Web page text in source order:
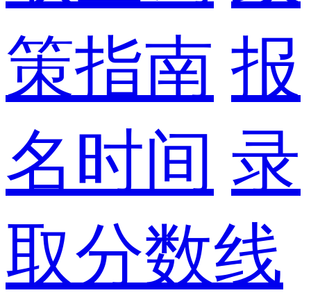
策指南 报
名时间 录
取分数线